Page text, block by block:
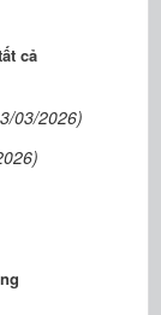
cả
03/2026)